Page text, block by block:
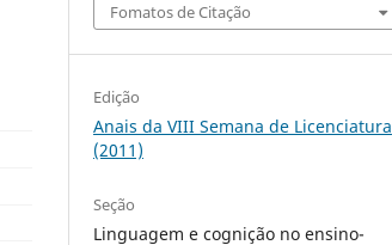
Fomatos de Citação
Edição
Anais da VIII Semana de Licenciatura
(2011)
Seção
Linguagem e cognição no ensino-